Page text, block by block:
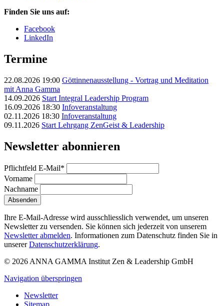
Finden Sie uns auf:
Facebook
LinkedIn
Termine
22.08.2026 19:00 Göttinnenausstellung - Vortrag und Meditation
mit Anna Gamma
14.09.2026 Start Integral Leadership Program
16.09.2026 18:30 Infoveranstaltung
02.11.2026 18:30 Infoveranstaltung
09.11.2026 Start Lehrgang ZenGeist & Leadership
Newsletter abonnieren
Pflichtfeld E-Mail*
Vorname
Nachname
Absenden
Ihre E-Mail-Adresse wird ausschliesslich verwendet, um unseren
Newsletter zu versenden. Sie können sich jederzeit von unserem
Newsletter abmelden. Informationen zum Datenschutz finden Sie in
unsererDatenschutzerklärung.
© 2026 ANNA GAMMA Institut Zen & Leadership GmbH
Navigation überspringen
Newsletter
Sitemap